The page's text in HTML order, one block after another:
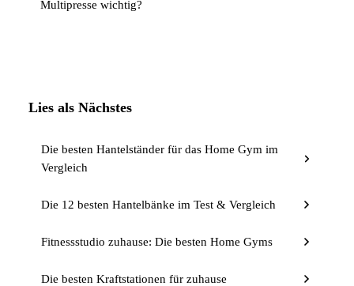
Multipresse wichtig?
Lies als Nächstes
Die besten Hantelständer für das Home Gym im
Vergleich
Die 12 besten Hantelbänke im Test & Vergleich
Fitnessstudio zuhause: Die besten Home Gyms
Die besten Kraftstationen für zuhause